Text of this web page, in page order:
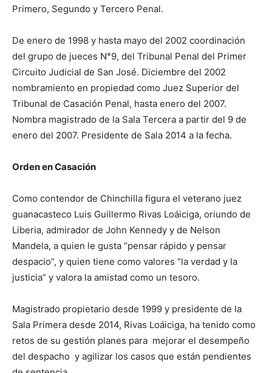
Primero, Segundo y Tercero Penal.
De enero de 1998 y hasta mayo del 2002 coordinación
del grupo de jueces N°9, del Tribunal Penal del Primer
Circuito Judicial de San José. Diciembre del 2002
nombramiento en propiedad como Juez Superior del
Tribunal de Casación Penal, hasta enero del 2007.
Nombra magistrado de la Sala Tercera a partir del 9 de
enero del 2007. Presidente de Sala 2014 a la fecha.
Orden en Casación
Como contendor de Chinchilla figura el veterano juez
guanacasteco Luis Guillermo Rivas Loáiciga, oriundo de
Liberia, admirador de John Kennedy y de Nelson
Mandela, a quien le gusta “pensar rápido y pensar
despacio”, y quien tiene como valores “la verdad y la
justicia” y valora la amistad como un tesoro.
Magistrado propietario desde 1999 y presidente de la
Sala Primera desde 2014, Rivas Loáiciga, ha tenido como
retos de su gestión planes para mejorar el desempeño
del despacho y agilizar los casos que están pendientes